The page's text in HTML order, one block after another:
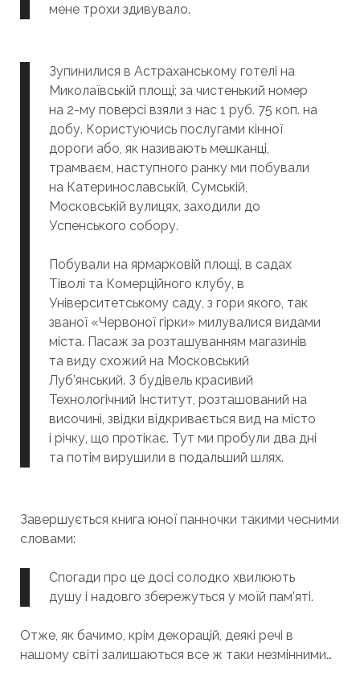
мене трохи здивувало.
Зупинилися в Астраханському готелі на
Миколаївській площі; за чистенький номер
на 2-му поверсі взяли з нас 1 руб. 75 коп. на
добу. Користуючись послугами кінної
дороги або, як називають мешканці,
трамваєм, наступного ранку ми побували
на Катеринославській, Сумській,
Московській вулицях, заходили до
Успенського собору.
Побували на ярмарковій площі, в садах
Тіволі та Комерційного клубу, в
Університетському саду, з гори якого, так
званої «Червоної гірки» милувалися видами
міста. Пасаж за розташуванням магазинів
та виду схожий на Московський
Луб’янський. З будівель красивий
Технологічний Інститут, розташований на
височині, звідки відкривається вид на місто
і річку, що протікає. Тут ми пробули два дні
та потім вирушили в подальший шлях.
Завершується книга юної панночки такими чесними
словами:
Спогади про це досі солодко хвилюють
душу і надовго збережуться у моїй пам’яті.
Отже, як бачимо, крім декорацій, деякі речі в
нашому світі залишаються все ж таки незмінними…